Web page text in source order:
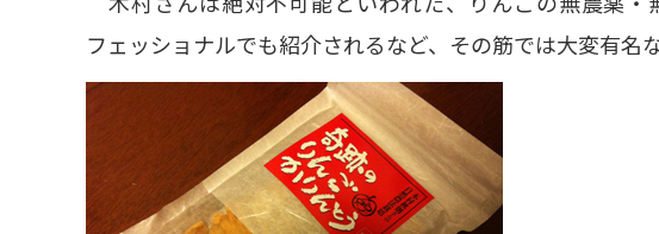
フェッショナルでも紹介されるなど、その筋では大変有名